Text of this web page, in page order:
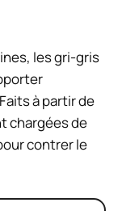
les gri-gris
à partir de
chargées de
contrer le